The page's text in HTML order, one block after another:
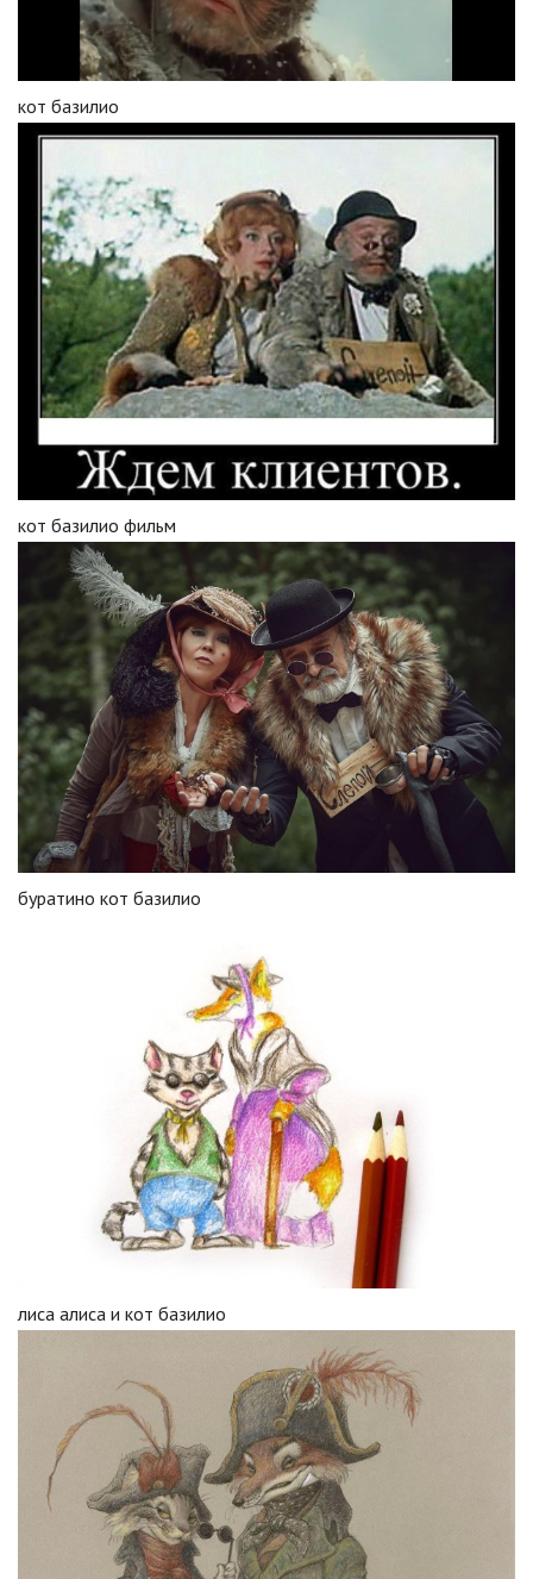
кот базилио
кот базилио фильм
буратино кот базилио
лиса алиса и кот базилио